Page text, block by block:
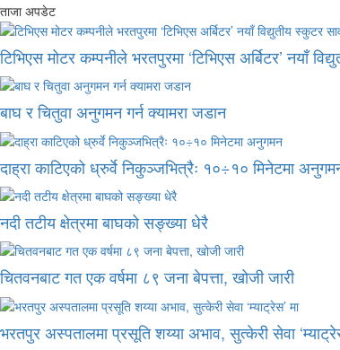
ताजा अपडेट
टिभिएस मोटर कम्पनीले भरतपुरमा ‘टिभिएस अर्बिटर’ नयाँ
बाघ र चितुवा अनुगमन गर्न क्यामरा जडान
दाह्रा काटिएको ध्रुर्वे निकुञ्जभित्रैः १०÷१० मिनेटमा
नदी तटीय क्षेत्रमा बाघको सङ्ख्या धेरै
चितवनबाट गत एक वर्षमा ८९ जना बेपत्ता, खोजी जारी
भरतपुर अस्पतालमा प्रसूति शय्या अभाव, सुत्केरी सेवा